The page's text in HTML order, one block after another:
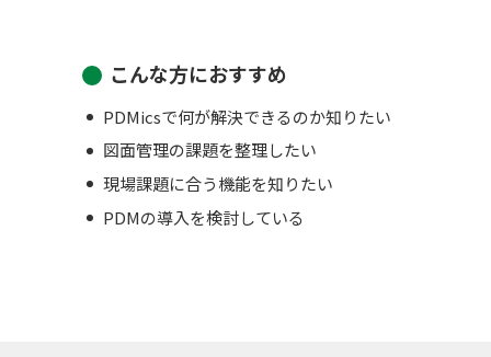
こんな方におすすめ
PDMicsで何が解決できるのか知りたい
図面管理の課題を整理したい
現場課題に合う機能を知りたい
PDMの導入を検討している